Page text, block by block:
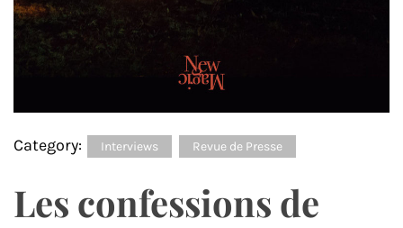
Category: Interviews Revue de Presse
Les confessions de